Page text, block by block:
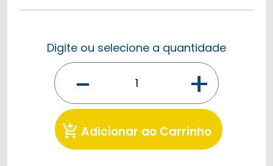
Digite ou selecione a quantidade
- +
add_shopping_cart Adicionar ao Carrinho